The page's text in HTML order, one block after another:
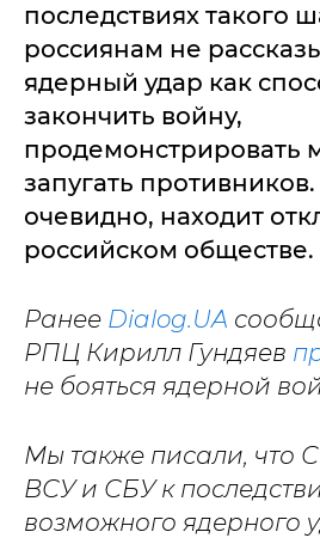
последствиях такого
россиянам не
ядерный удар как
закончить войну,
продемонстрировать
запугать противников.
очевидно, находит
российском обществе.
Ранее Dialog.UA
РПЦ Кирилл Гундяев
не бояться ядерной
Мы также писали, что
ВСУ и СБУ к
возможного ядерного